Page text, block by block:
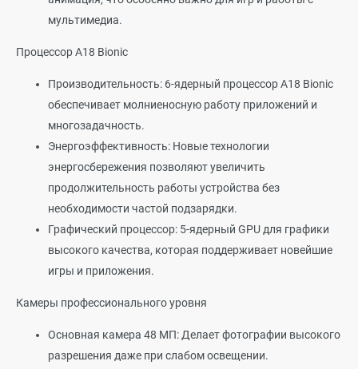
мультимедиа.
Процессор A18 Bionic
Производительность: 6-ядерный процессор A18 Bionic
обеспечивает молниеносную работу приложений и
многозадачность.
Энергоэффективность: Новые технологии
энергосбережения позволяют увеличить
продолжительность работы устройства без
необходимости частой подзарядки.
Графический процессор: 5-ядерный GPU для графики
высокого качества, которая поддерживает новейшие
игры и приложения.
Камеры профессионального уровня
Основная камера 48 МП: Делает фотографии высокого
разрешения даже при слабом освещении.